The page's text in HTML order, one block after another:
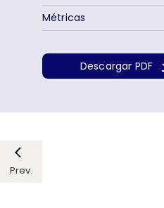
Descargar PDF
Métricas
Prev.